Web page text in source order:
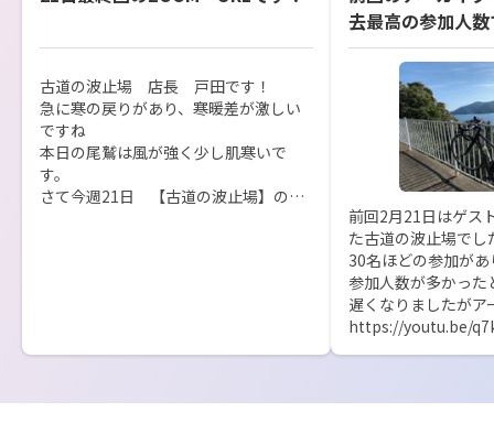
古道の波止場　店長　戸田です！
急に寒の戻りがあり、寒暖差が激しい
ですね
本日の尾鷲は風が強く少し肌寒いで
す。
さて今週21日　【古道の波止場】の
(もちろんノンアルでも)
去最高の参加人
います。
前回2月21日はゲス
た古道の波止場でし
30名ほどの参加が
参加人数が多かった
遅くなりましたがア
https://youtu.be/